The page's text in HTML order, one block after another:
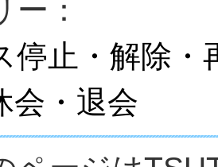
ー：
停止・解除・
会・退会